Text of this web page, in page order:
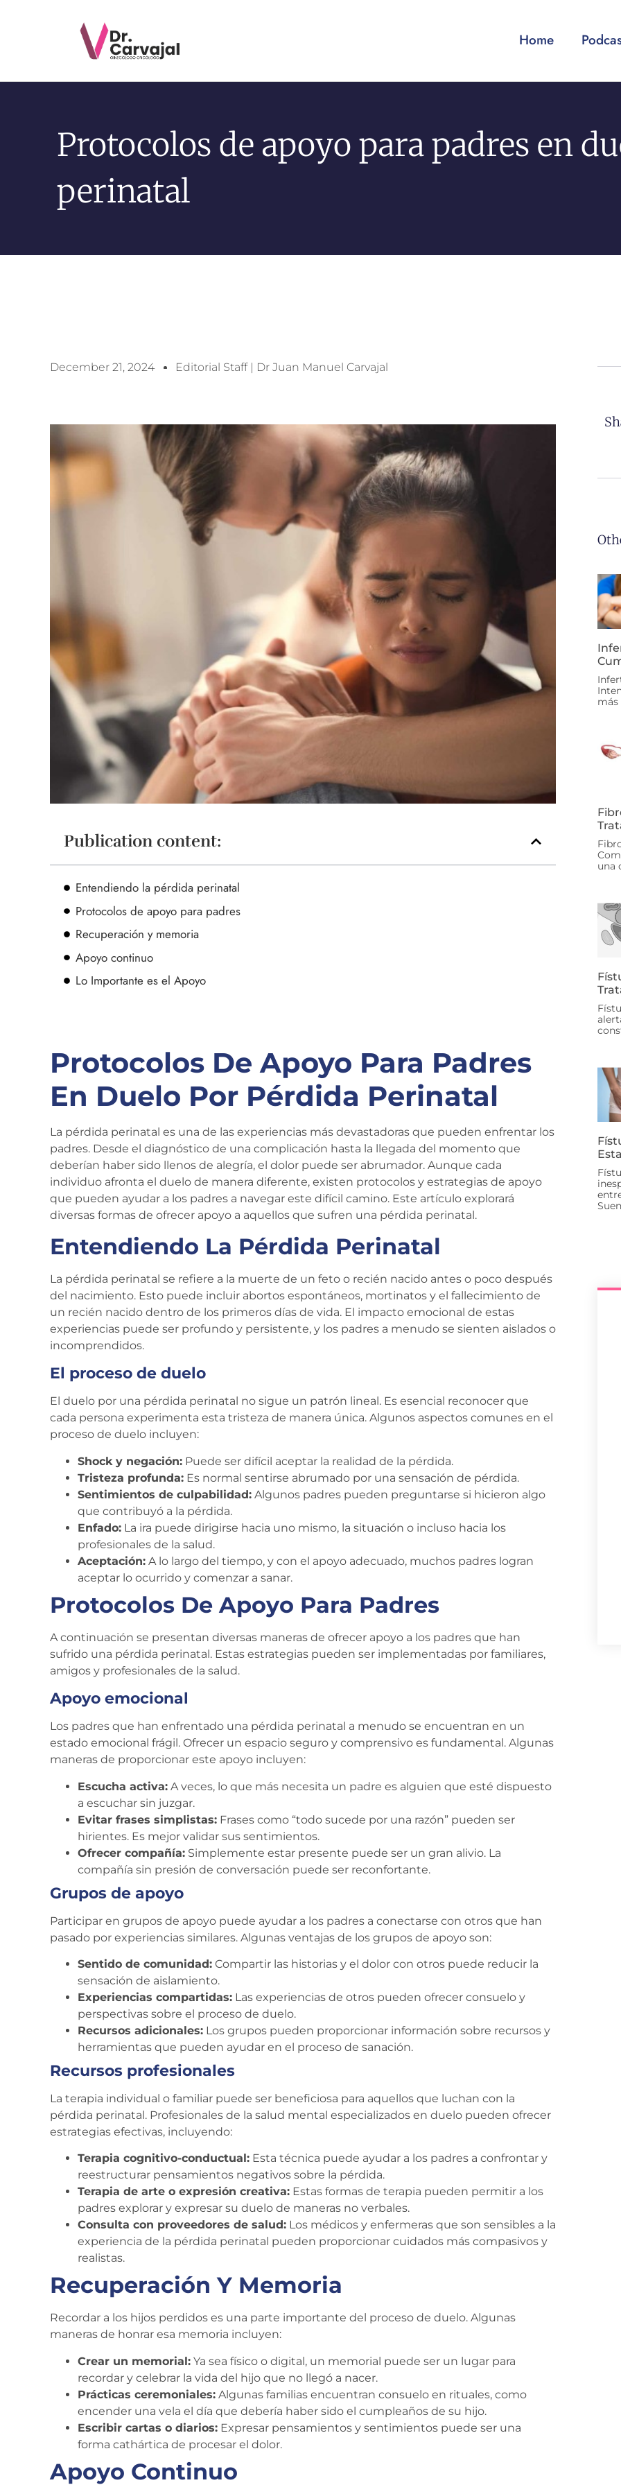
Home
Protocolos de apoyo para padres en
perinatal
December 21, 2024 Editorial Staff | Dr Juan Manuel Carvajal
Publication content:
Entendiendo la pérdida perinatal
Protocolos de apoyo para padres
Recuperación y memoria
Apoyo continuo
Lo Importante es el Apoyo
Protocolos De Apoyo Para Padres
En Duelo Por Pérdida Perinatal
La pérdida perinatal es una de las experiencias más devastadoras que pueden enfrentar los
padres. Desde el diagnóstico de una complicación hasta la llegada del momento que
deberían haber sido llenos de alegría, el dolor puede ser abrumador. Aunque cada
individuo afronta el duelo de manera diferente, existen protocolos y estrategias de apoyo
que pueden ayudar a los padres a navegar este difícil camino. Este artículo explorará
diversas formas de ofrecer apoyo a aquellos que sufren una pérdida perinatal.
Entendiendo La Pérdida Perinatal
La pérdida perinatal se refiere a la muerte de un feto o recién nacido antes o poco después
del nacimiento. Esto puede incluir abortos espontáneos, mortinatos y el fallecimiento de
un recién nacido dentro de los primeros días de vida. El impacto emocional de estas
experiencias puede ser profundo y persistente, y los padres a menudo se sienten aislados o
incomprendidos.
El proceso de duelo
El duelo por una pérdida perinatal no sigue un patrón lineal. Es esencial reconocer que
cada persona experimenta esta tristeza de manera única. Algunos aspectos comunes en el
proceso de duelo incluyen:
Shock y negación: Puede ser difícil aceptar la realidad de la pérdida.
Tristeza profunda: Es normal sentirse abrumado por una sensación de pérdida.
Sentimientos de culpabilidad: Algunos padres pueden preguntarse si hicieron algo
que contribuyó a la pérdida.
Enfado: La ira puede dirigirse hacia uno mismo, la situación o incluso hacia los
profesionales de la salud.
Aceptación: A lo largo del tiempo, y con el apoyo adecuado, muchos padres logran
aceptar lo ocurrido y comenzar a sanar.
Protocolos De Apoyo Para Padres
A continuación se presentan diversas maneras de ofrecer apoyo a los padres que han
sufrido una pérdida perinatal. Estas estrategias pueden ser implementadas por familiares,
amigos y profesionales de la salud.
Apoyo emocional
Los padres que han enfrentado una pérdida perinatal a menudo se encuentran en un
estado emocional frágil. Ofrecer un espacio seguro y comprensivo es fundamental. Algunas
maneras de proporcionar este apoyo incluyen:
Escucha activa: A veces, lo que más necesita un padre es alguien que esté dispuesto
a escuchar sin juzgar.
Evitar frases simplistas: Frases como “todo sucede por una razón” pueden ser
hirientes. Es mejor validar sus sentimientos.
Ofrecer compañía: Simplemente estar presente puede ser un gran alivio. La
compañía sin presión de conversación puede ser reconfortante.
Grupos de apoyo
Participar en grupos de apoyo puede ayudar a los padres a conectarse con otros que han
pasado por experiencias similares. Algunas ventajas de los grupos de apoyo son:
Sentido de comunidad: Compartir las historias y el dolor con otros puede reducir la
sensación de aislamiento.
Experiencias compartidas: Las experiencias de otros pueden ofrecer consuelo y
perspectivas sobre el proceso de duelo.
Recursos adicionales: Los grupos pueden proporcionar información sobre recursos y
herramientas que pueden ayudar en el proceso de sanación.
Recursos profesionales
La terapia individual o familiar puede ser beneficiosa para aquellos que luchan con la
pérdida perinatal. Profesionales de la salud mental especializados en duelo pueden ofrecer
estrategias efectivas, incluyendo:
Terapia cognitivo-conductual: Esta técnica puede ayudar a los padres a confrontar y
reestructurar pensamientos negativos sobre la pérdida.
Terapia de arte o expresión creativa: Estas formas de terapia pueden permitir a los
padres explorar y expresar su duelo de maneras no verbales.
Consulta con proveedores de salud: Los médicos y enfermeras que son sensibles a la
experiencia de la pérdida perinatal pueden proporcionar cuidados más compasivos y
realistas.
Recuperación Y Memoria
Recordar a los hijos perdidos es una parte importante del proceso de duelo. Algunas
maneras de honrar esa memoria incluyen:
Crear un memorial: Ya sea físico o digital, un memorial puede ser un lugar para
recordar y celebrar la vida del hijo que no llegó a nacer.
Prácticas ceremoniales: Algunas familias encuentran consuelo en rituales, como
encender una vela el día que debería haber sido el cumpleaños de su hijo.
Escribir cartas o diarios: Expresar pensamientos y sentimientos puede ser una
forma cathártica de procesar el dolor.
Apoyo Continuo
más
una